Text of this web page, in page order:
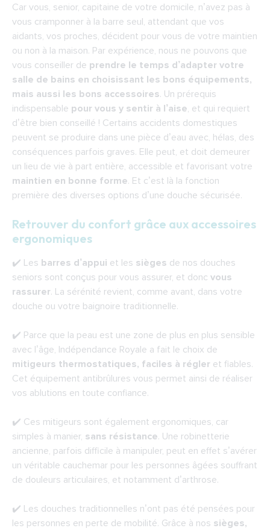
Car vous, senior, capitaine de votre domicile, n’avez pas à
vous cramponner à la barre seul, attendant que vos
aidants, vos proches, décident pour vous de votre maintien
ou non à la maison. Par expérience, nous ne pouvons que
vous conseiller de prendre le temps d’adapter votre
salle de bains en choisissant les bons équipements,
mais aussi les bons accessoires. Un prérequis
indispensable pour vous y sentir à l’aise, et qui requiert
d’être bien conseillé ! Certains accidents domestiques
peuvent se produire dans une pièce d’eau avec, hélas, des
conséquences parfois graves. Elle peut, et doit demeurer
un lieu de vie à part entière, accessible et favorisant votre
maintien en bonne forme. Et c’est là la fonction
première des diverses options d’une douche sécurisée.
Retrouver du confort grâce aux accessoires
ergonomiques
✔️ Les barres d’appui et les sièges de nos douches
seniors sont conçus pour vous assurer, et donc vous
rassurer. La sérénité revient, comme avant, dans votre
douche ou votre baignoire traditionnelle.
✔️ Parce que la peau est une zone de plus en plus sensible
avec l’âge, Indépendance Royale a fait le choix de
mitigeurs thermostatiques, faciles à régler et fiables.
Cet équipement antibrûlures vous permet ainsi de réaliser
vos ablutions en toute confiance.
✔️ Ces mitigeurs sont également ergonomiques, car
simples à manier, sans résistance. Une robinetterie
ancienne, parfois difficile à manipuler, peut en effet s’avérer
un véritable cauchemar pour les personnes âgées souffrant
de douleurs articulaires, et notamment d’arthrose.
✔️ Les douches traditionnelles n’ont pas été pensées pour
les personnes en perte de mobilité. Grâce à nos sièges,